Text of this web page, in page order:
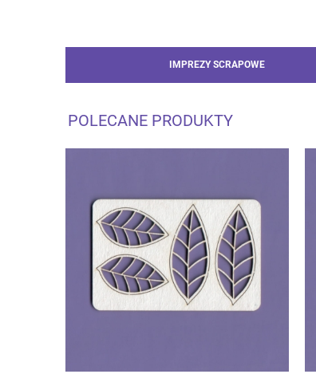
IMPREZY SCRAPOWE
POLECANE PRODUKTY